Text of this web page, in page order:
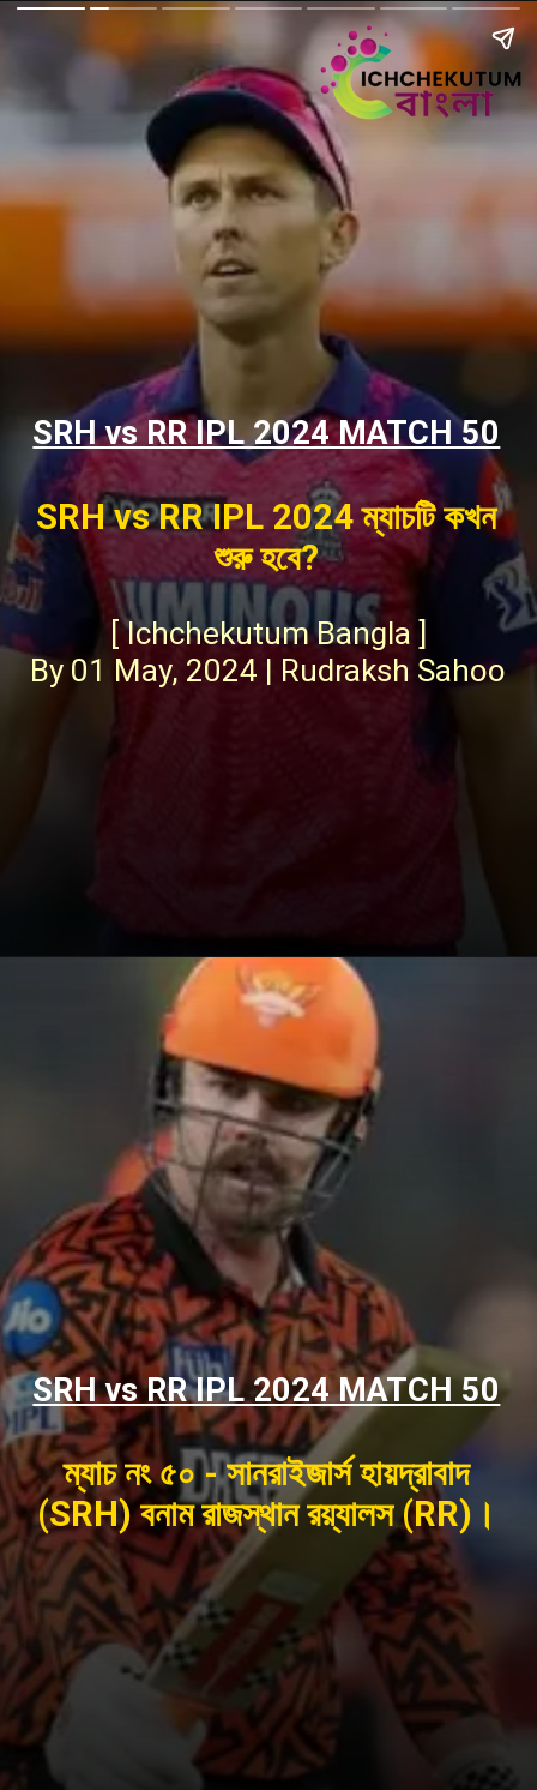
[ Ichchekutum Bangla ]
By 01 May, 2024 | Rudraksh Sahoo
SRH vs RR IPL 2024 ম্যাচটি কখন
শুরু হবে?
SRH vs RR IPL 2024 MATCH 50
ম্যাচ নং ৫০ - সানরাইজার্স হায়দ্রাবাদ
(SRH) বনাম রাজস্থান রয়্যালস (RR)।
SRH vs RR IPL 2024 MATCH 50